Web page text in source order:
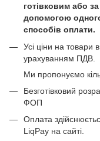
готівковим або
допомогою
способів оплати.
Усі ціни на товари
урахуванням ПДВ.
Ми пропонуємо
Безготівковий
ФОП
Оплата
LiqPay на сайті.